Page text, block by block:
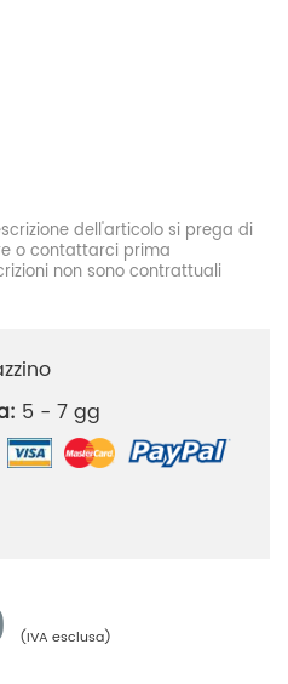
dell'articolo si prega di
o contattarci prima
non sono contrattuali
5 - 7 gg
(IVA esclusa)